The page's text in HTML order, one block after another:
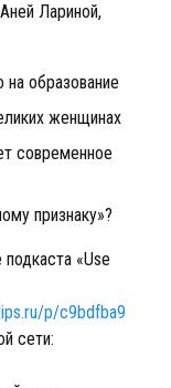
Лариной,
образование
женщинах
современное
признаку»?
«Use
p/c9bdfba9
сети: